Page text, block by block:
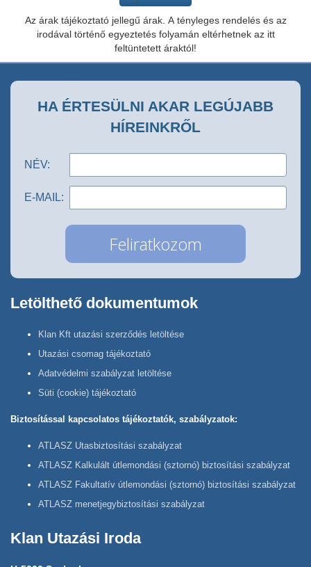
Az árak tájékoztató jellegű árak. A tényleges rendelés és az
irodával történő egyeztetés folyamán eltérhetnek az itt
feltüntetett áraktól!
HA ÉRTESÜLNI AKAR LEGÚJABB
HÍREINKRŐL
NÉV:
E-MAIL:
Letölthető dokumentumok
Klan Kft utazási szerződés letöltése
Utazási csomag tájékoztató
Adatvédelmi szabályzat letöltése
Süti (cookie) tájékoztató
Biztosítással kapcsolatos tájékoztatók, szabályzatok:
ATLASZ Utasbiztosítási szabályzat
ATLASZ Kalkulált útlemondási (sztornó) biztosítási szabályzat
ATLASZ Fakultatív útlemondási (sztornó) biztosítási szabályzat
ATLASZ menetjegybiztosítási szabályzat
Klan Utazási Iroda